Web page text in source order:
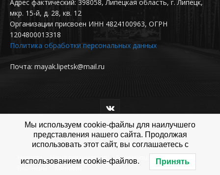
Адрес фактический: 398058, Липецкая область, г. Липецк,
мкр. 15-й, д. 28, кв. 12
Организации присвоен ИНН 4824100963, ОГРН
1204800013318
Политика обработки персональных данных
Почта: mayak.lipetsk@mail.ru
Новости Наша организация Документы
Проекты
Мы используем cookie-файлы для наилучшего
представления нашего сайта. Продолжая
использовать этот сайт, вы соглашаетесь с
использованием cookie-файлов. Принять